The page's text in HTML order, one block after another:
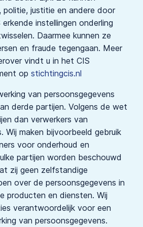
politie, justitie en andere door
instellingen onderling
Daarmee kunnen ze
en fraude tegengaan. Meer
vindt u in het CIS
op stichtingcis.nl
van persoonsgegevens
derde partijen. Volgens de wet
dan verwerkers van
Wij maken bijvoorbeeld gebruik
voor onderhoud en
partijen worden beschouwd
zij geen zelfstandige
over de persoonsgegevens in
producten en diensten. Wij
verantwoordelijk voor een
van persoonsgegevens.